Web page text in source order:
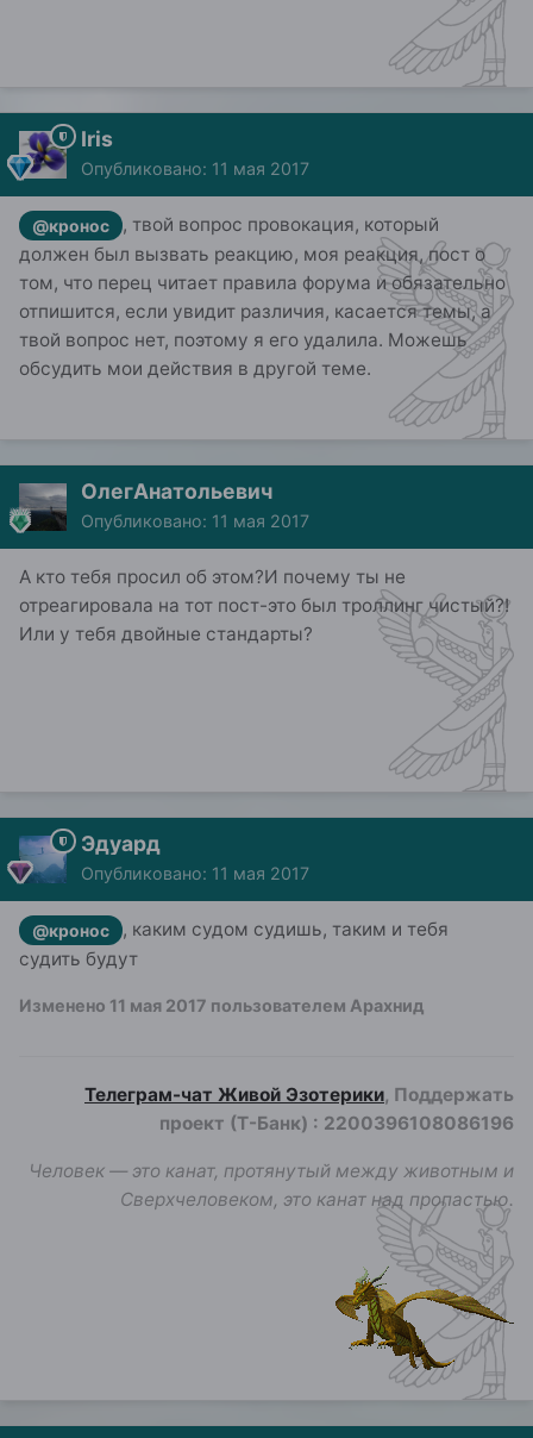
Iris
Опубликовано: 11 мая 2017
@кронос
, твой вопрос провокация, который
должен был вызвать реакцию, моя реакция, пост о
том, что перец читает правила форума и обязательно
отпишится, если увидит различия, касается темы, а
твой вопрос нет, поэтому я его удалила. Можешь
обсудить мои действия в другой теме.
ОлегАнатольевич
Опубликовано: 11 мая 2017
А кто тебя просил об этом?И почему ты не
отреагировала на тот пост-это был троллинг чистый?!
Или у тебя двойные стандарты?
Эдуард
Опубликовано: 11 мая 2017
@кронос
, каким судом судишь, таким и тебя
судить будут
Изменено 11 мая 2017 пользователем Арахнид
Телеграм-чат Живой Эзотерики, Поддержать
проект (Т-Банк) : 2200396108086196
Человек — это канат, протянутый между животным и
Сверхчеловеком, это канат над пропастью.